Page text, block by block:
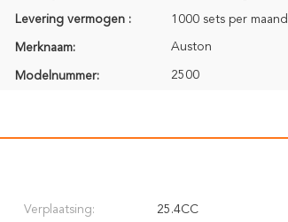
Levering vermogen : 1000 sets per maand
Merknaam: Auston
Modelnummer: 2500
Verplaatsing: 25.4CC